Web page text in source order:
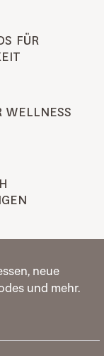
FÜR
WELLNESS
neue
und mehr.